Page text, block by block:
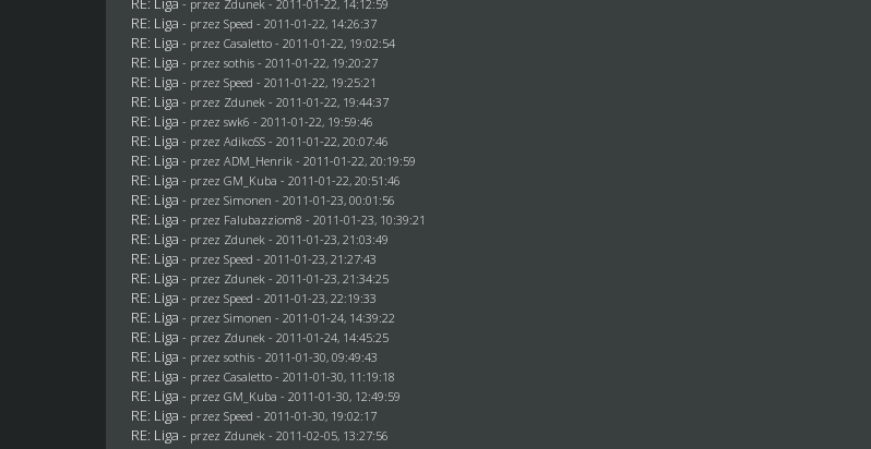
- przez Zdunek - 2011-01-22, 14:12:59
RE: Liga - przezSpeed - 2011-01-22, 14:26:37
RE: Liga - przezCasaletto - 2011-01-22, 19:02:54
RE: Liga - przezsothis - 2011-01-22, 19:20:27
RE: Liga - przezSpeed - 2011-01-22, 19:25:21
RE: Liga - przez Zdunek - 2011-01-22, 19:44:37
RE: Liga - przezswk6 - 2011-01-22, 19:59:46
RE: Liga - przez AdikoSS - 2011-01-22, 20:07:46
RE: Liga - przezADM_Henrik - 2011-01-22, 20:19:59
RE: Liga - przezGM_Kuba - 2011-01-22, 20:51:46
RE: Liga - przezSimonen - 2011-01-23, 00:01:56
RE: Liga - przez Falubazziom8 - 2011-01-23, 10:39:21
RE: Liga - przez Zdunek - 2011-01-23, 21:03:49
RE: Liga - przezSpeed - 2011-01-23, 21:27:43
RE: Liga - przez Zdunek - 2011-01-23, 21:34:25
RE: Liga - przezSpeed - 2011-01-23, 22:19:33
RE: Liga - przezSimonen - 2011-01-24, 14:39:22
RE: Liga - przez Zdunek - 2011-01-24, 14:45:25
RE: Liga - przezsothis - 2011-01-30, 09:49:43
RE: Liga - przezCasaletto - 2011-01-30, 11:19:18
RE: Liga - przezGM_Kuba - 2011-01-30, 12:49:59
RE: Liga - przezSpeed - 2011-01-30, 19:02:17
RE: Liga - przez Zdunek - 2011-02-05, 13:27:56